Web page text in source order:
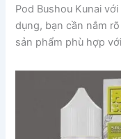
Pod Bushou Kunai
dụng, bạn cần nắm
sản phẩm phù hợp